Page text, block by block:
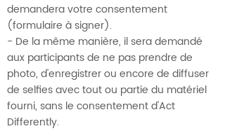
demandera votre consentement
(formulaire à signer).
- De la même manière, il sera demandé
aux participants de ne pas prendre de
photo, d'enregistrer ou encore de diffuser
de selfies avec tout ou partie du matériel
fourni, sans le consentement d'Act
Differently.